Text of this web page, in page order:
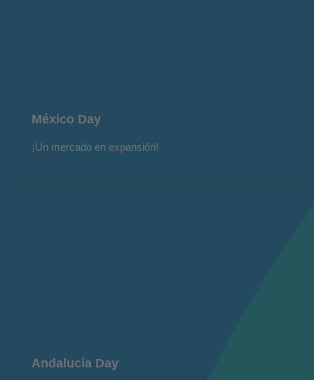
México Day
¡Un mercado en expansión!
Andalucía Day